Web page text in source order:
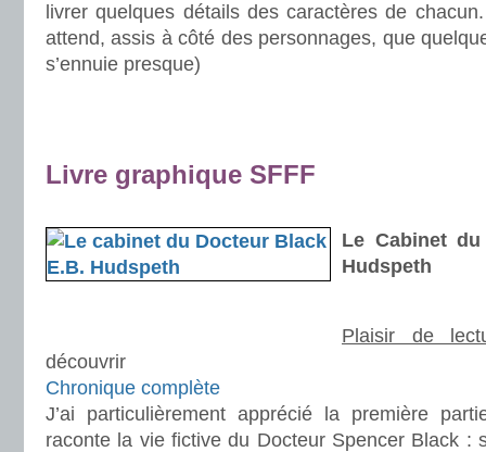
livrer quelques détails des caractères de
attend, assis à côté des personnages, que
s’ennuie presque)
Livre graphique SFFF
Le Cabinet
Hudspeth
Plaisir de
découvrir
Chronique complète
J’ai particulièrement apprécié la première
raconte la vie fictive du Docteur Spencer Black :